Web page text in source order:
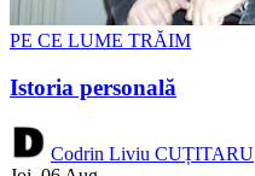
PE CE LUME TRĂIM
Istoria personală
Codrin Liviu CUȚITARU